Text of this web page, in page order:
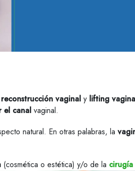
reconstrucción vaginal y lifting
el canal vaginal.
natural. En otras palabras, la
(cosmética o estética) y/o de la